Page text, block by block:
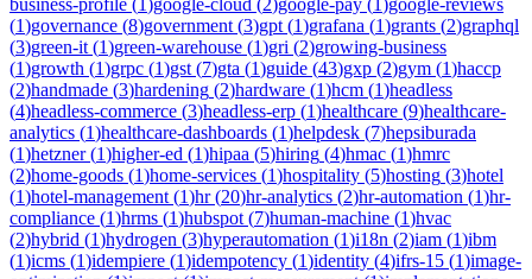
(1)governance (8)government (3)gpt (1)grafana (1)grants (2)graphql
(3)green-it (1)green-warehouse (1)gri (2)growing-business
(1)growth (1)grpc (1)gst (7)gta (1)guide (43)gxp (2)gym (1)haccp
(2)handmade (3)hardening (2)hardware (1)hcm (1)headless
(4)headless-commerce (3)headless-erp (1)healthcare (9)healthcare-
analytics (1)healthcare-dashboards (1)helpdesk (7)hepsiburada
(1)hetzner(1)higher-ed (1)hipaa (5)hiring (4)hmac (1)hmrc
(2)home-goods (1)home-services (1)hospitality (5)hosting (3)hotel
(1)hotel-management (1)hr(20)hr-analytics (2)hr-automation (1)hr-
compliance (1)hrms (1)hubspot (7)human-machine (1)hvac
(2)hybrid (1)hydrogen (3)hyperautomation (1)i18n (2)iam (1)ibm
(1)icms (1)idempiere (1)idempotency (1)identity (4)ifrs-15 (1)image-